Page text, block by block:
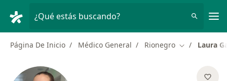
¿Qué estás buscando?
Página De Inicio Médico General Rionegro Cambiar de
Laura